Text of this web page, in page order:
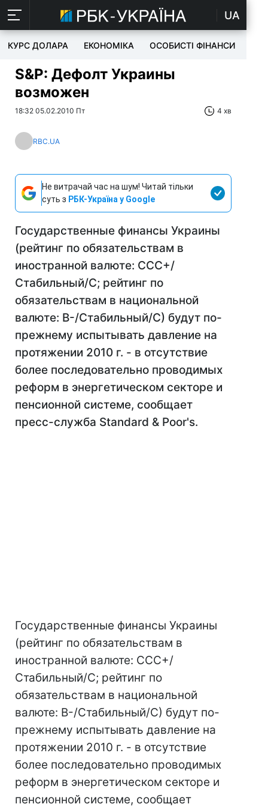
UA
КУРС ДОЛАРА ЕКОНОМІКА ОСОБИСТІ ФІНАНСИ
S&P: Дефолт Украины
возможен
18:32 05.02.2010 Пт 4 хв
RBC.UA
Не витрачай час на шум! Читай тільки
суть з РБК-Україна у Google
Государственные финансы Украины
(рейтинг по обязательствам в
иностранной валюте: ССС+/
Стабильный/С; рейтинг по
обязательствам в национальной
валюте: В-/Стабильный/С) будут по-
прежнему испытывать давление на
протяжении 2010 г. - в отсутствие
более последовательно проводимых
реформ в энергетическом секторе и
пенсионной системе, сообщает
пресс-служба Standard & Poor's.
Государственные финансы Украины
(рейтинг по обязательствам в
иностранной валюте: ССС+/
Стабильный/С; рейтинг по
обязательствам в национальной
валюте: В-/Стабильный/С) будут по-
прежнему испытывать давление на
протяжении 2010 г. - в отсутствие
более последовательно проводимых
реформ в энергетическом секторе и
пенсионной системе, сообщает